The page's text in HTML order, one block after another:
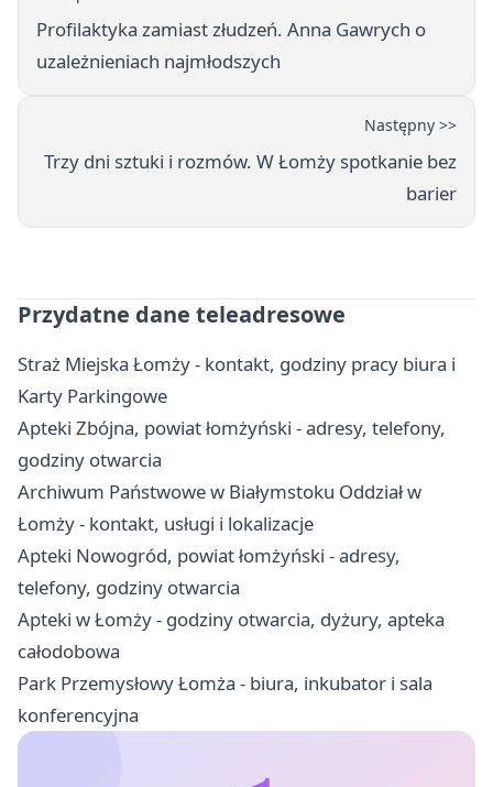
Profilaktyka zamiast złudzeń. Anna Gawrych o
uzależnieniach najmłodszych
Następny >>
Trzy dni sztuki i rozmów. W Łomży spotkanie bez
barier
Przydatne dane teleadresowe
Straż Miejska Łomży - kontakt, godziny pracy biura i
Karty Parkingowe
Apteki Zbójna, powiat łomżyński - adresy, telefony,
godziny otwarcia
Archiwum Państwowe w Białymstoku Oddział w
Łomży - kontakt, usługi i lokalizacje
Apteki Nowogród, powiat łomżyński - adresy,
telefony, godziny otwarcia
Apteki w Łomży - godziny otwarcia, dyżury, apteka
całodobowa
Park Przemysłowy Łomża - biura, inkubator i sala
konferencyjna